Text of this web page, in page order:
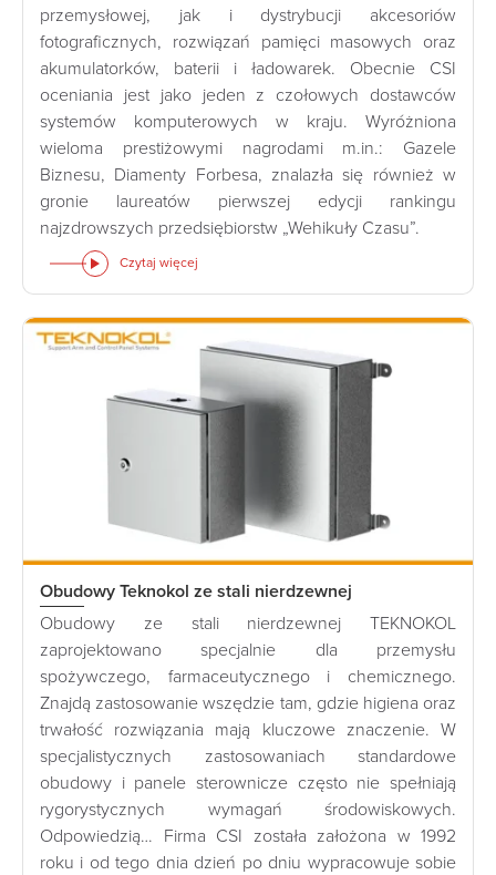
przemysłowej, jak i dystrybucji akcesoriów
fotograficznych, rozwiązań pamięci masowych oraz
akumulatorków, baterii i ładowarek. Obecnie CSI
oceniania jest jako jeden z czołowych dostawców
systemów komputerowych w kraju. Wyróżniona
wieloma prestiżowymi nagrodami m.in.: Gazele
Biznesu, Diamenty Forbesa, znalazła się również w
gronie laureatów pierwszej edycji rankingu
najzdrowszych przedsiębiorstw „Wehikuły Czasu”.
Czytaj więcej
Obudowy Teknokol ze stali nierdzewnej
Obudowy ze stali nierdzewnej TEKNOKOL
zaprojektowano specjalnie dla przemysłu
spożywczego, farmaceutycznego i chemicznego.
Znajdą zastosowanie wszędzie tam, gdzie higiena oraz
trwałość rozwiązania mają kluczowe znaczenie. W
specjalistycznych zastosowaniach standardowe
obudowy i panele sterownicze często nie spełniają
rygorystycznych wymagań środowiskowych.
Odpowiedzią… Firma CSI została założona w 1992
roku i od tego dnia dzień po dniu wypracowuje sobie